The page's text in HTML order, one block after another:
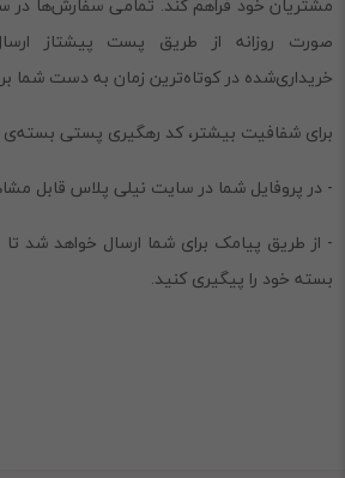
صورت روزانه از طریق پست پیشتاز
خریداری‌شده در کوتاه‌ترین زمان به دست شما
برای شفافیت بیشتر، کد رهگیری پستی
- در پروفایل شما در سایت نیلی پلاس قابل
- از طریق پیامک برای شما ارسال خواهد شد
بسته خود را پیگیری کنید.